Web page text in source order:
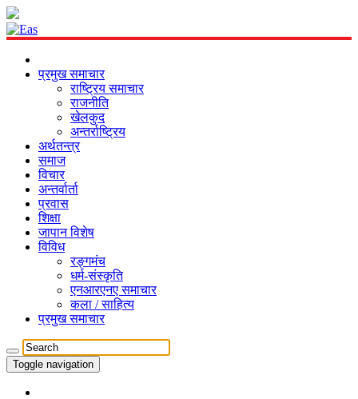
प्रमुख समाचार
राष्ट्रिय समाचार
राजनीति
खेलकुद
अन्तर्राष्ट्रिय
अर्थतन्त्र
समाज
विचार
अन्तर्वार्ता
प्रवास
शिक्षा
जापान विशेष
विविध
रङ्गमंच
धर्म-संस्कृति
एनआरएनए समाचार
कला / साहित्य
प्रमुख समाचार
Toggle navigation